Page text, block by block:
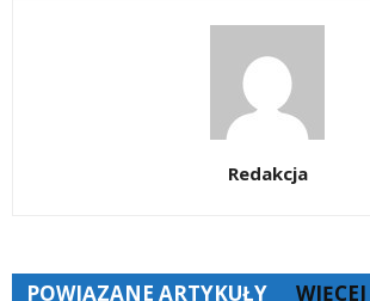
Redakcja
POWIĄZANE ARTYKUŁY